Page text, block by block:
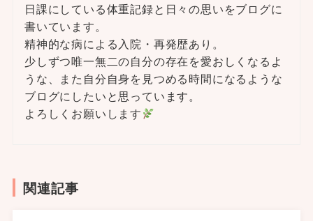
日課にしている体重記録と日々の思いをブログに
書いています。
精神的な病による入院・再発歴あり。
少しずつ唯一無二の自分の存在を愛おしくなるよ
うな、また自分自身を見つめる時間になるような
ブログにしたいと思っています。
よろしくお願いします
関連記事